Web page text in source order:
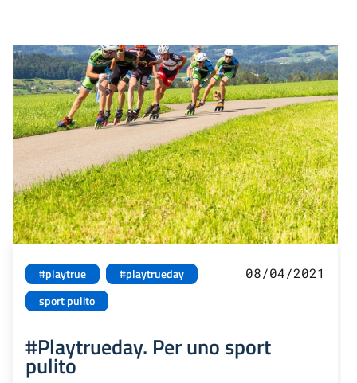
#playtrue
#playtrueday
sport pulito
08/04/2021
#Playtrueday. Per uno sport
pulito